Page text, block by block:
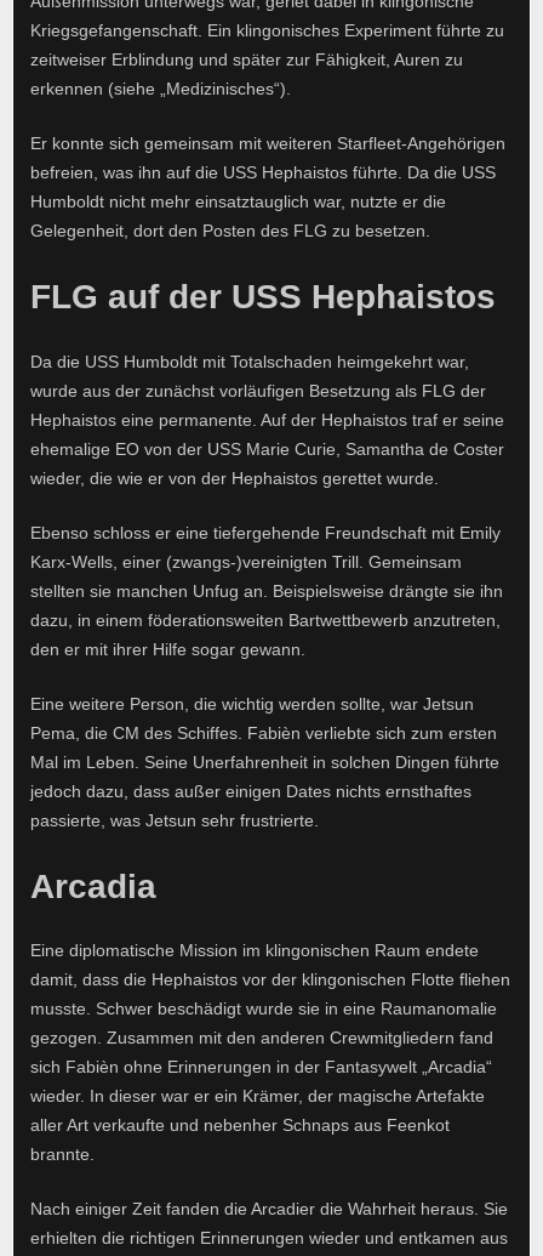
Kriegsgefangenschaft. Ein klingonisches Experiment führte zu
zeitweiser Erblindung und später zur Fähigkeit, Auren zu
erkennen (siehe „Medizinisches“).
Er konnte sich gemeinsam mit weiteren Starfleet-Angehörigen
befreien, was ihn auf die USS Hephaistos führte. Da die USS
Humboldt nicht mehr einsatztauglich war, nutzte er die
Gelegenheit, dort den Posten des FLG zu besetzen.
FLG auf der USS Hephaistos
Da die USS Humboldt mit Totalschaden heimgekehrt war,
wurde aus der zunächst vorläufigen Besetzung als FLG der
Hephaistos eine permanente. Auf der Hephaistos traf er seine
ehemalige EO von der USS Marie Curie, Samantha de Coster
wieder, die wie er von der Hephaistos gerettet wurde.
Ebenso schloss er eine tiefergehende Freundschaft mit Emily
Karx-Wells, einer (zwangs-)vereinigten Trill. Gemeinsam
stellten sie manchen Unfug an. Beispielsweise drängte sie ihn
dazu, in einem föderationsweiten Bartwettbewerb anzutreten,
den er mit ihrer Hilfe sogar gewann.
Eine weitere Person, die wichtig werden sollte, war Jetsun
Pema, die CM des Schiffes. Fabièn verliebte sich zum ersten
Mal im Leben. Seine Unerfahrenheit in solchen Dingen führte
jedoch dazu, dass außer einigen Dates nichts ernsthaftes
passierte, was Jetsun sehr frustrierte.
Arcadia
Eine diplomatische Mission im klingonischen Raum endete
damit, dass die Hephaistos vor der klingonischen Flotte fliehen
musste. Schwer beschädigt wurde sie in eine Raumanomalie
gezogen. Zusammen mit den anderen Crewmitgliedern fand
sich Fabièn ohne Erinnerungen in der Fantasywelt „Arcadia“
wieder. In dieser war er ein Krämer, der magische Artefakte
aller Art verkaufte und nebenher Schnaps aus Feenkot
brannte.
Nach einiger Zeit fanden die Arcadier die Wahrheit heraus. Sie
erhielten die richtigen Erinnerungen wieder und entkamen aus